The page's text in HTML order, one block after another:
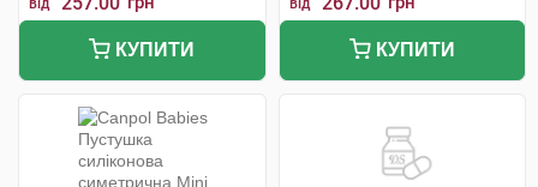
від
КУПИТИ
від
КУПИТИ